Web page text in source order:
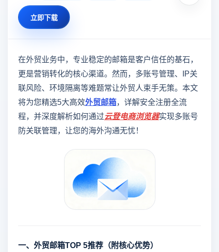
立即下载
在外贸业务中，专业稳定的邮箱是客户信任的基石，
更是营销转化的核心渠道。然而，多账号管理、IP关
联风险、环境隔离等难题常让外贸人束手无策。本文
将为您精选5大高效外贸邮箱，详解安全注册全流
程，并深度解析如何通过云登电商浏览器实现多账号
防关联管理，让您的海外沟通无忧！
一、外贸邮箱TOP 5推荐（附核心优势）